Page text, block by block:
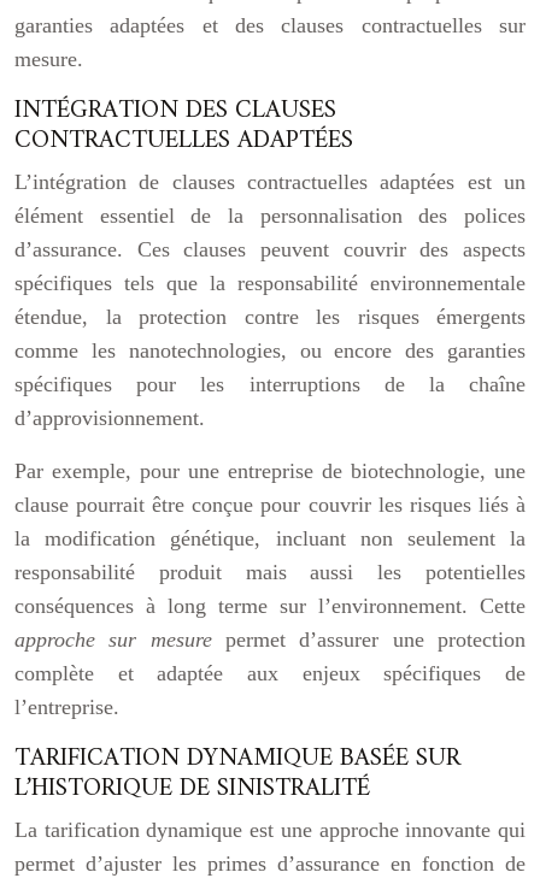
garanties adaptées et des clauses contractuelles sur
mesure.
INTÉGRATION DES CLAUSES
CONTRACTUELLES ADAPTÉES
L’intégration de clauses contractuelles adaptées est un
élément essentiel de la personnalisation des polices
d’assurance. Ces clauses peuvent couvrir des aspects
spécifiques tels que la responsabilité environnementale
étendue, la protection contre les risques émergents
comme les nanotechnologies, ou encore des garanties
spécifiques pour les interruptions de la chaîne
d’approvisionnement.
Par exemple, pour une entreprise de biotechnologie, une
clause pourrait être conçue pour couvrir les risques liés à
la modification génétique, incluant non seulement la
responsabilité produit mais aussi les potentielles
conséquences à long terme sur l’environnement. Cette
approche sur mesure permet d’assurer une protection
complète et adaptée aux enjeux spécifiques de
l’entreprise.
TARIFICATION DYNAMIQUE BASÉE SUR
L’HISTORIQUE DE SINISTRALITÉ
La tarification dynamique est une approche innovante qui
permet d’ajuster les primes d’assurance en fonction de